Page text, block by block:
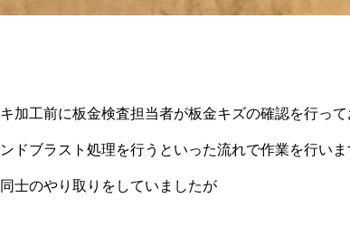
工前に板金検査担当者が板金キズの確認を行って
ブラスト処理を行うといった流れで作業を行いま
士のやり取りをしていましたが